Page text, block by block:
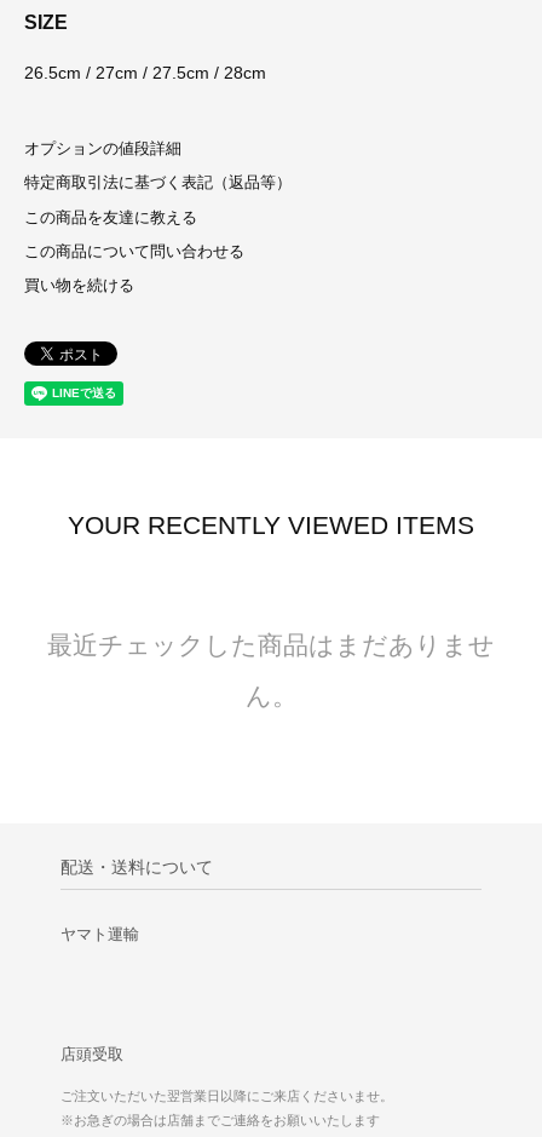
SIZE
26.5cm / 27cm / 27.5cm / 28cm
オプションの値段詳細
特定商取引法に基づく表記（返品等）
この商品を友達に教える
この商品について問い合わせる
買い物を続ける
YOUR RECENTLY VIEWED ITEMS
最近チェックした商品はまだありませ
ん。
配送・送料について
ヤマト運輸
店頭受取
ご注文いただいた翌営業日以降にご来店くださいませ。
※お急ぎの場合は店舗までご連絡をお願いいたします